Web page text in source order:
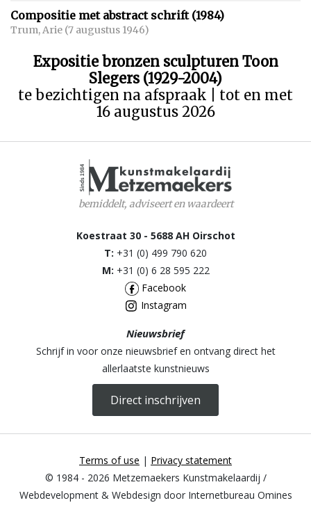
Compositie met abstract schrift (1984)
Trum, Arie (7 augustus 1946)
Expositie bronzen sculpturen Toon
Slegers (1929-2004)
te bezichtigen na afspraak | tot en met
16 augustus 2026
bemiddelt, adviseert en waardeert
Koestraat 30 - 5688 AH Oirschot
T: +31 (0) 499 790 620
M: +31 (0) 6 28 595 222
Facebook
Instagram
Nieuwsbrief
Schrijf in voor onze nieuwsbrief en ontvang direct het
allerlaatste kunstnieuws
Direct inschrijven
Terms of use | Privacy statement
© 1984 - 2026 Metzemaekers Kunstmakelaardij /
Webdevelopment & Webdesign door Internetbureau Omines